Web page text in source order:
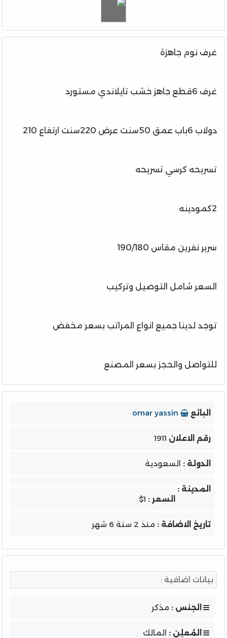
غرف نوم جاهزة
غرف 6قطع جاهز خشب تايلاندي مستورد
دولاب 6باب عمق 50سنت عرض 220سنت ارتفاع 210
تسريحه كرسي تسريحه
2كمودينه
سرير نفرين مقاس 190/180
السعر شامل التوصيل وتركيب
توجد لدينا جميع انواع المراتب بسعر مخفض
للتواصل والحجز بسعر المصنع
البائع
رقم الاعلان 1911
الدولة : السعودية
المدينة :
السعر : $1
تاريخ الاضافة : منذ 2 سنة 6 شهر
بيانات اضافية :
الجنس : مذكر
المُعلِن : المالك